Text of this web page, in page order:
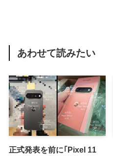
あわせて読みたい
正式発表を前に｢Pixel 11